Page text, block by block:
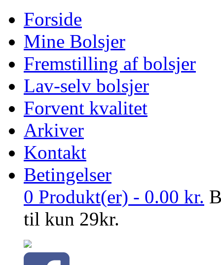
Forside
Mine Bolsjer
Fremstilling af bolsjer
Lav-selv bolsjer
Forvent kvalitet
Arkiver
Kontakt
Betingelser
0 Produkt(er) - 0.00 kr.
til kun 29kr.